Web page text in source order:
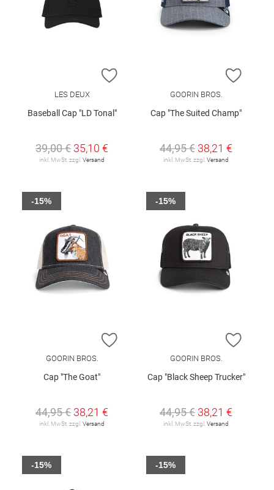
ZUR WUNSCHLISTE HINZUFÜGEN
LES DEUX
Baseball Cap "LD Tonal"
39,00 € 35,10 €
inkl. MwSt. zzgl. Versand
ZUR
GOORIN BROS.
Cap "The Suited Champ"
44,95 € 38,21 €
inkl. MwSt. zzgl. Versand
ZUR WUNSCHLISTE HINZUFÜGEN
GOORIN BROS.
Cap "The Goat"
44,95 € 38,21 €
inkl. MwSt. zzgl.Versand
-15%
ZUR
GOORIN BROS.
Cap "Black Sheep Trucker"
44,95 € 38,21 €
inkl. MwSt. zzgl.Versand
-15%
-15% -15%